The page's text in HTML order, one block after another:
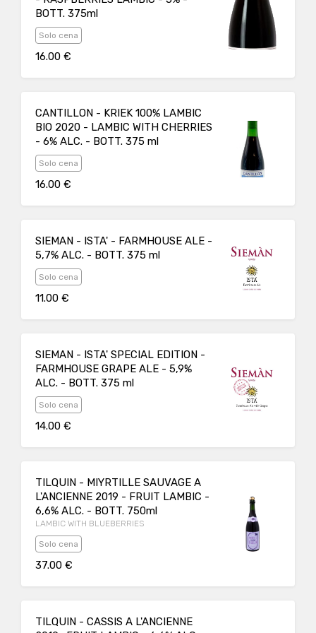
and cellar. The permanence in the glass
highlights the notes of red fruit, well
balanced with the acidulous hints typical of
the style.
BOTT. 375ml
Solo cena
16.00 €
CANTILLON - KRIEK 100% LAMBIC
BIO 2020 - LAMBIC WITH CHERRIES
- 6% ALC. - BOTT. 375 ml
Solo cena
16.00 €
SIEMAN - ISTA' - FARMHOUSE ALE -
5,7% ALC. - BOTT. 375 ml
Solo cena
11.00 €
SIEMAN - ISTA' SPECIAL EDITION -
FARMHOUSE GRAPE ALE - 5,9%
ALC. - BOTT. 375 ml
Solo cena
14.00 €
TILQUIN - MIYRTILLE SAUVAGE A
L'ANCIENNE 2019 - FRUIT LAMBIC -
6,6% ALC. - BOTT. 750ml
LAMBIC WITH BLUEBERRIES
Solo cena
37.00 €
TILQUIN - CASSIS A L'ANCIENNE